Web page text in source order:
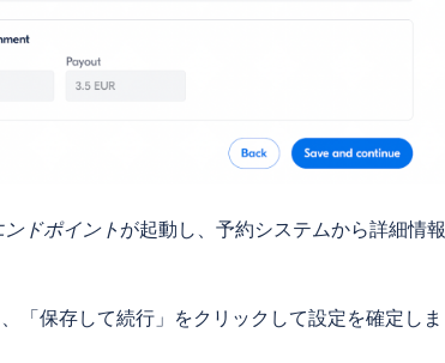
ドポイント が起動し、予約システムから詳細情報
「保存して続行」をクリックして設定を確定しま